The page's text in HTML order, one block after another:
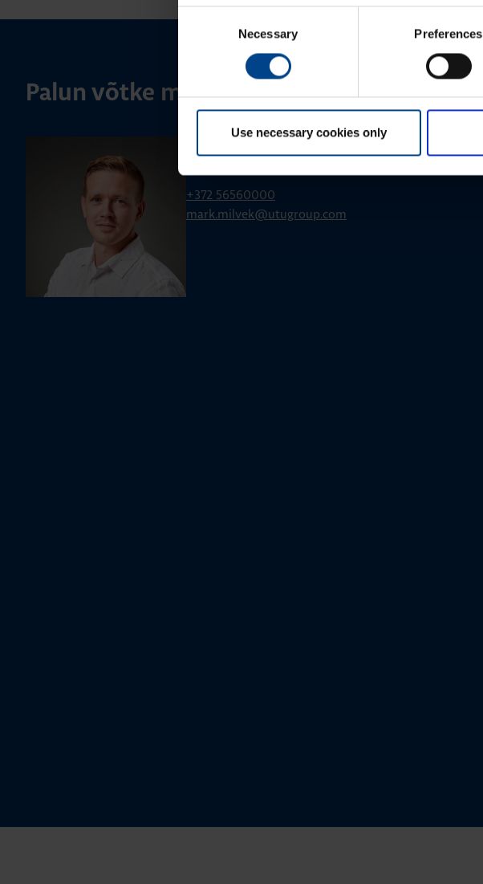
Necessary Preferences
Use necessary cookies only
Palun võtke meiega ühendust
+372 56560000
mark.milvek@utugroup.com